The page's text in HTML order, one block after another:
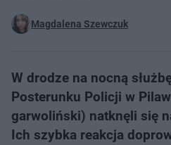
Magdalena Szewczuk
W drodze na nocną
Posterunku Policji w
garwoliński) natknęli się
Ich szybka reakcja